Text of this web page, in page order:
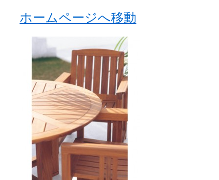
ホームページへ移動